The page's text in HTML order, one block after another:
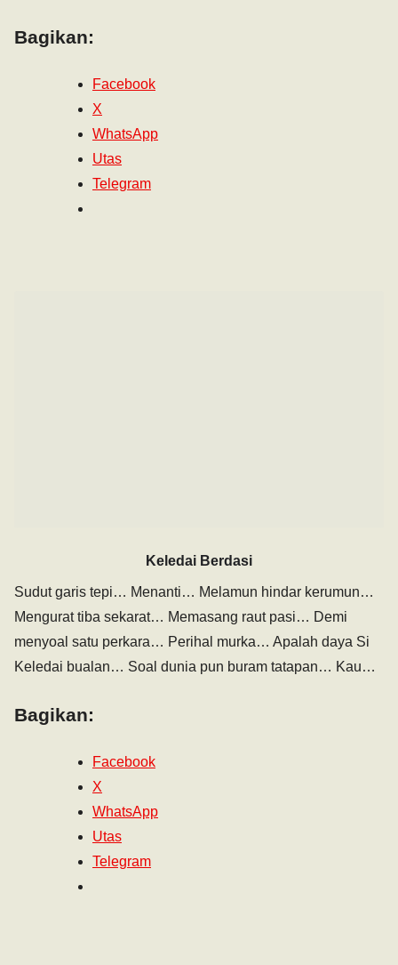
Bagikan:
Facebook
X
WhatsApp
Utas
Telegram
Keledai Berdasi
Sudut garis tepi… Menanti… Melamun hindar kerumun…
Mengurat tiba sekarat… Memasang raut pasi… Demi
menyoal satu perkara… Perihal murka… Apalah daya Si
Keledai bualan… Soal dunia pun buram tatapan… Kau…
Bagikan:
Facebook
X
WhatsApp
Utas
Telegram